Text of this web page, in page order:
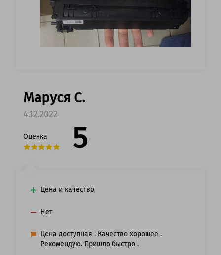
Маруся С.
4.12.2022
Оценка 5
Цена и качество
Нет
Цена доступная . Качество хорошее .
Рекомендую. Пришло быстро .